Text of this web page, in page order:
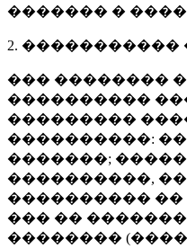
������� �
2.
��� ��������
����������
���������
����������:
�������;
����������,
���������� ��
��� ��
��������